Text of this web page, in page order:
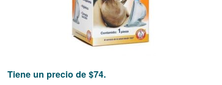
Tiene un precio de $74.